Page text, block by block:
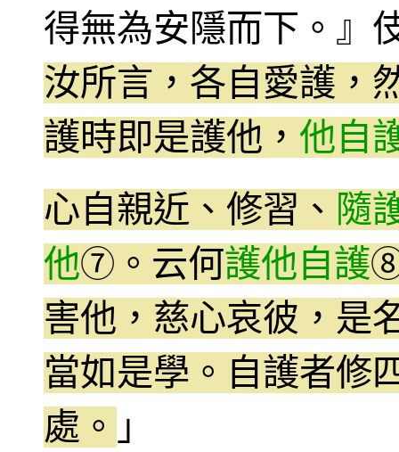
得無為安隱而下。』
汝所言，各自愛護，
護時即是護他， 他自
心自親近、修習、 隨
他⑦ 。云何護他自護
害他，慈心哀彼，是
當如是學。自護者修
處。 」